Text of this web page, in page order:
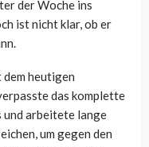
der Woche ins
ist nicht klar, ob er
heutigen
das komplette
arbeitete lange
um gegen den